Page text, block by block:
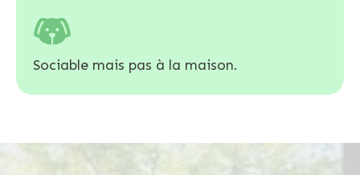
Sociable mais pas à la maison.